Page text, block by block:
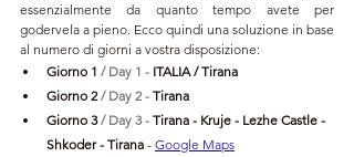
essenzialmente da quanto tempo avete per
godervela a pieno. Ecco quindi una soluzione in base
al numero di giorni a vostra disposizione:
Giorno 1 / Day 1 - ITALIA / Tirana
Giorno 2 / Day 2 - Tirana
Giorno 3 / Day 3 - Tirana - Kruje - Lezhe Castle -
Shkoder - Tirana - Google Maps